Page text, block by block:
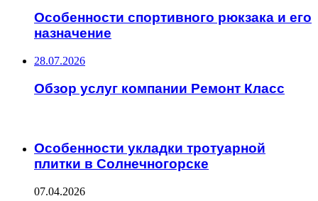
Особенности спортивного рюкзака и его
назначение
28.07.2026
Обзор услуг компании Ремонт Класс
Особенности укладки тротуарной
плитки в Солнечногорске
07.04.2026